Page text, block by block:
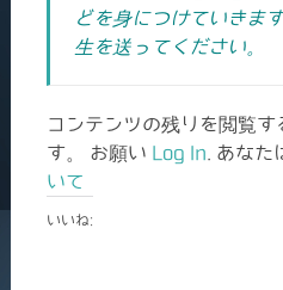
どを身につけていきま
生を送ってください。
コンテンツの残りを閲覧
す。 お願い Log In . あな
いて
いいね: